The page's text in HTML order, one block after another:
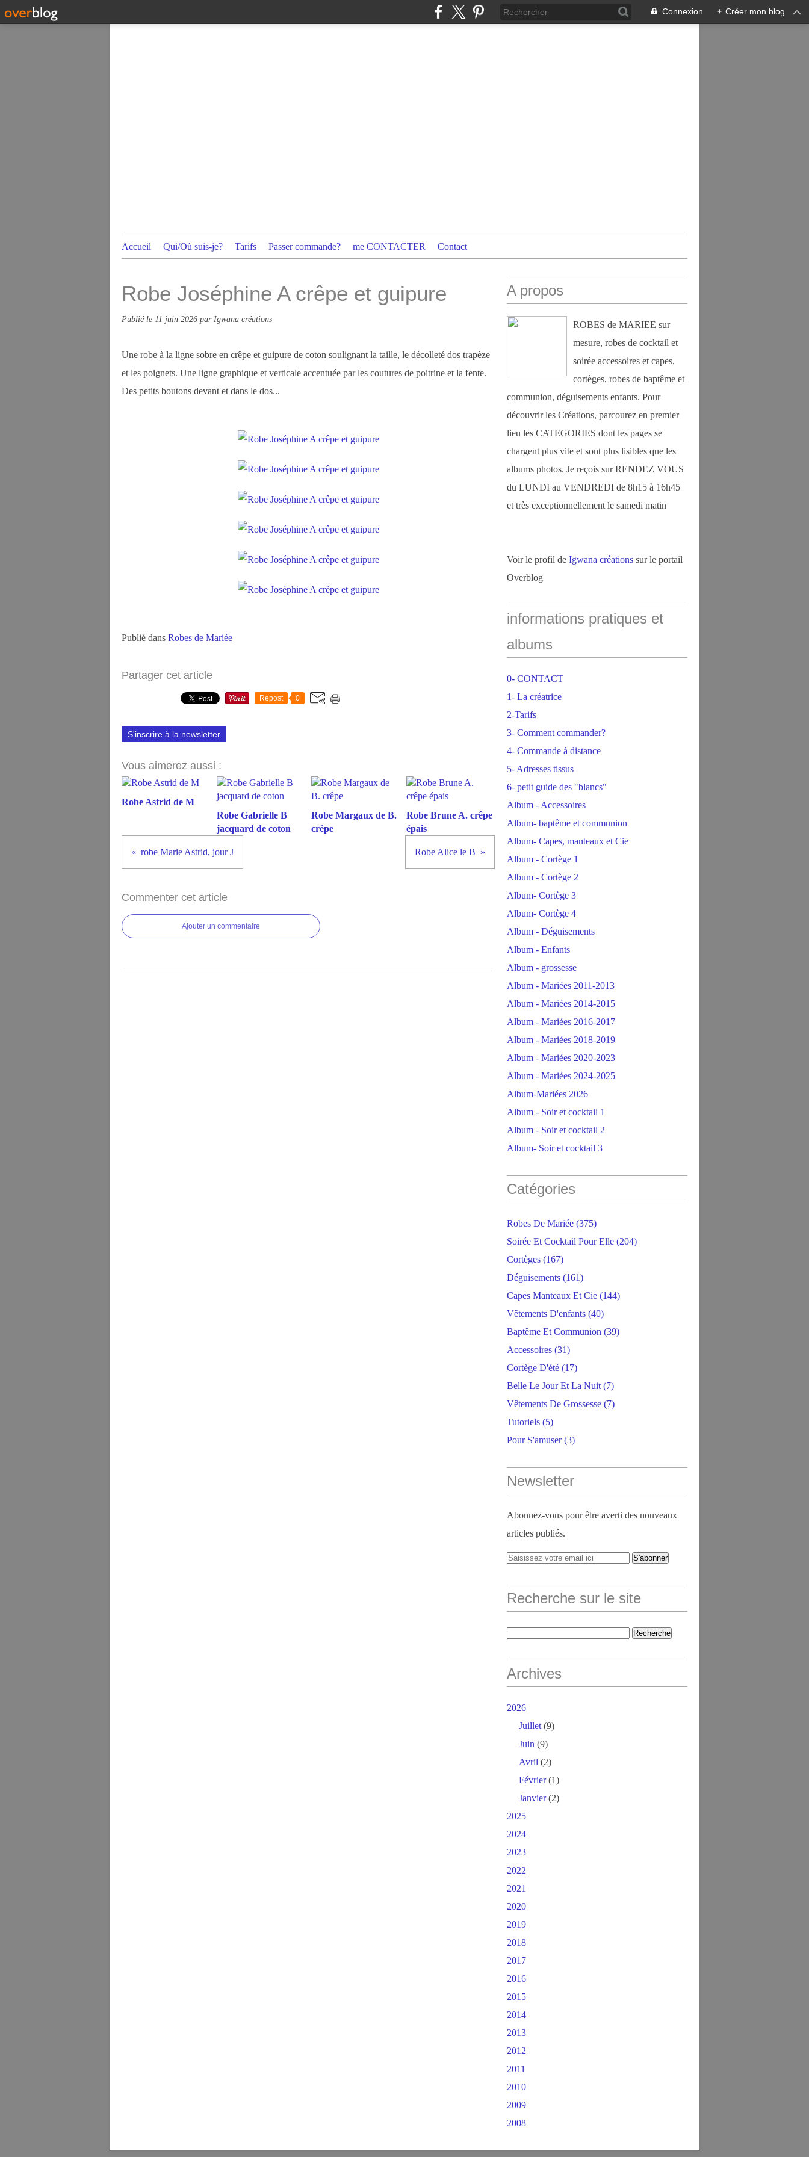
Connexion + Créer mon blog
Accueil Qui/Où suis-je? Tarifs Passer commande? me CONTACTER Contact
Robe Joséphine A crêpe et guipure
Publié le 11 juin 2026 par Igwana créations
Une robe à la ligne sobre en crêpe et guipure de coton soulignant la taille, le décolleté dos trapèze
et les poignets. Une ligne graphique et verticale accentuée par les coutures de poitrine et la fente.
Des petits boutons devant et dans le dos...
Publié dans Robes de Mariée
Partager cet article
Repost 0
S'inscrire à la newsletter
Vous aimerez aussi :
Robe Astrid de M
Robe Gabrielle B
jacquard de coton
Robe Margaux de B.
crêpe
Robe Brune A. crêpe
épais
robe Marie Astrid, jour J Robe Alice le B
Commenter cet article
Ajouter un commentaire
A propos
ROBES de MARIEE sur
mesure, robes de cocktail et
soirée accessoires et capes,
cortèges, robes de baptême et
communion, déguisements enfants. Pour
découvrir les Créations, parcourez en premier
lieu les CATEGORIES dont les pages se
chargent plus vite et sont plus lisibles que les
albums photos. Je reçois sur RENDEZ VOUS
du LUNDI au VENDREDI de 8h15 à 16h45
et très exceptionnellement le samedi matin
Voir le profil de Igwana créations sur le portail
Overblog
informations pratiques et
albums
0- CONTACT
1- La créatrice
2-Tarifs
3- Comment commander?
4- Commande à distance
5- Adresses tissus
6- petit guide des "blancs"
Album - Accessoires
Album- baptême et communion
Album- Capes, manteaux et Cie
Album - Cortège 1
Album - Cortège 2
Album- Cortège 3
Album- Cortège 4
Album - Déguisements
Album - Enfants
Album - grossesse
Album - Mariées 2011-2013
Album - Mariées 2014-2015
Album - Mariées 2016-2017
Album - Mariées 2018-2019
Album - Mariées 2020-2023
Album - Mariées 2024-2025
Album-Mariées 2026
Album - Soir et cocktail 1
Album - Soir et cocktail 2
Album- Soir et cocktail 3
Catégories
Robes De Mariée (375)
Soirée Et Cocktail Pour Elle (204)
Cortèges (167)
Déguisements (161)
Capes Manteaux Et Cie (144)
Vêtements D'enfants (40)
Baptême Et Communion (39)
Accessoires (31)
Cortège D'été (17)
Belle Le Jour Et La Nuit (7)
Vêtements De Grossesse (7)
Tutoriels (5)
Pour S'amuser(3)
Newsletter
Abonnez-vous pour être averti des nouveaux
articles publiés.
Recherche sur le site
Archives
2026
Juillet (9)
Juin (9)
Avril (2)
Février(1)
Janvier(2)
2025
2024
2023
2022
2021
2020
2019
2018
2017
2016
2015
2014
2013
2012
2011
2010
2009
2008